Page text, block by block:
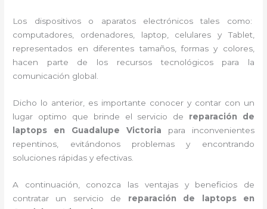
Los dispositivos o aparatos electrónicos tales como:
computadores, ordenadores, laptop, celulares y Tablet,
representados en diferentes tamaños, formas y colores,
hacen parte de los recursos tecnológicos para la
comunicación global.
Dicho lo anterior, es importante conocer y contar con un
lugar optimo que brinde el servicio de reparación de
laptops en Guadalupe Victoria para inconvenientes
repentinos, evitándonos problemas y encontrando
soluciones rápidas y efectivas.
A continuación, conozca las ventajas y beneficios de
contratar un servicio de reparación de laptops en